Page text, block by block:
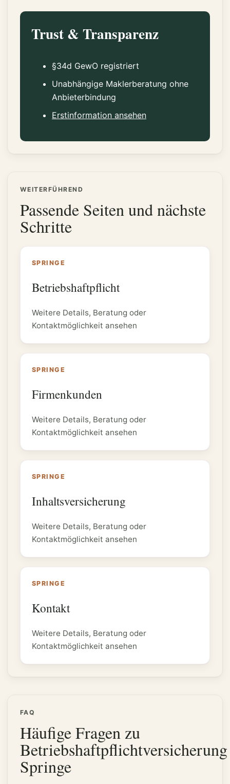
Trust & Transparenz
§34d GewO registriert
Unabhängige Maklerberatung ohne
Anbieterbindung
Erstinformation ansehen
WEITERFÜHREND
Passende Seiten und nächste
Schritte
SPRINGE
Betriebshaftpflicht
Weitere Details, Beratung oder
Kontaktmöglichkeit ansehen
SPRINGE
Firmenkunden
Weitere Details, Beratung oder
Kontaktmöglichkeit ansehen
SPRINGE
Inhaltsversicherung
Weitere Details, Beratung oder
Kontaktmöglichkeit ansehen
SPRINGE
Kontakt
Weitere Details, Beratung oder
Kontaktmöglichkeit ansehen
FAQ
Häufige Fragen zu
Betriebshaftpflichtversicherung
Springe